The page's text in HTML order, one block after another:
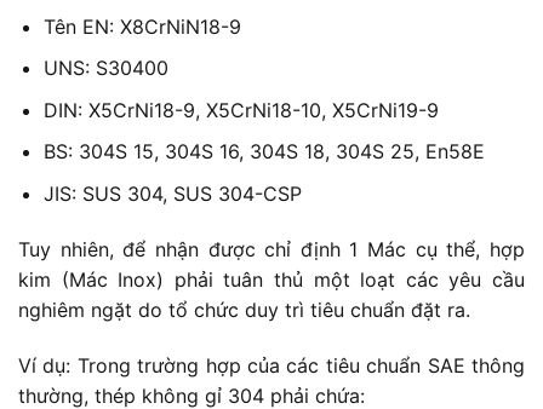
Tên EN: X8CrNiN18-9
UNS: S30400
DIN: X5CrNi18-9, X5CrNi18-10, X5CrNi19-9
BS: 304S 15, 304S 16, 304S 18, 304S 25, En58E
JIS: SUS 304, SUS 304-CSP
Tuy nhiên, để nhận được chỉ định 1 Mác cụ thể, hợp
kim (Mác Inox) phải tuân thủ một loạt các yêu cầu
nghiêm ngặt do tổ chức duy trì tiêu chuẩn đặt ra.
Ví dụ: Trong trường hợp của các tiêu chuẩn SAE thông
thường, thép không gỉ 304 phải chứa: